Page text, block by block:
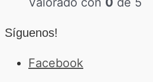
Síguenos!
Facebook